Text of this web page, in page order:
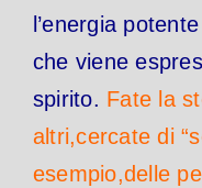
l’energia
che viene
spirito. Fate la
altri,cercate di
esempio,delle